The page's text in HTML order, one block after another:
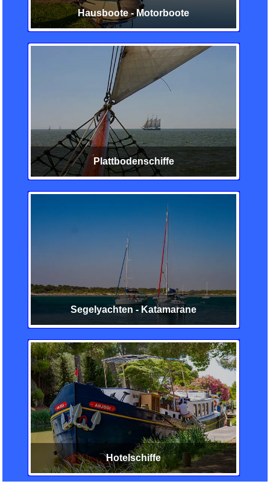
Hausboote - Motorboote
Plattbodenschiffe
Segelyachten - Katamarane
Hotelschiffe